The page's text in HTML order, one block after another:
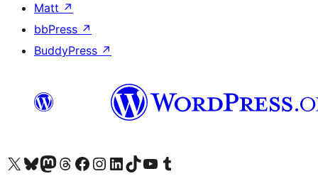
Matt ↗
bbPress ↗
BuddyPress ↗
Truy cập tài khoản X (trước đây là Twitter) của chúng tôiVisit our Bluesky account
Visit our Mastodon account
Visit our Threads account
Xem trang Facebook của chúng tôiTruy cập tài khoản Instagram của chúng tôiTruy cập tài khoản LinkedIn của chúng tôiVisit our TikTok account
Truy cập kênh YouTube của chúng tôi Visit our Tumblr account